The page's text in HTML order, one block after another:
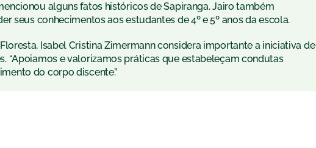
alguns fatos históricos de Sapiranga. Jairo também
seus conhecimentos aos estudantes de 4º e 5º anos da escola.
Isabel Cristina Zimermann considera importante a iniciativa de
“Apoiamos e valorizamos práticas que estabeleçam condutas
do corpo discente.”